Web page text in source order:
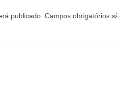
publicado. Campos obrigatórios